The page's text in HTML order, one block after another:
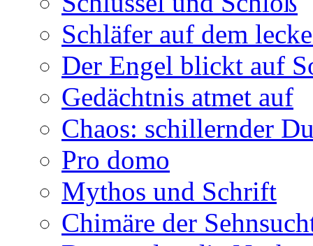
Schläfer auf dem
Der Engel blickt auf
Gedächtnis atmet auf
Chaos: schillernder
Pro domo
Mythos und Schrift
Chimäre der